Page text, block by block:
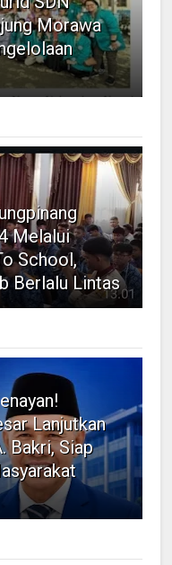
Morawa
Melalui
School,
Berlalu Lintas
Lanjutkan
Bakri, Siap